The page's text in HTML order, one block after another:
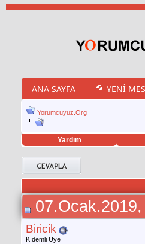
ANA SAYFA YENI
Yorumcuyuz.Org
Yardım
porno izle twitter retweet hilesi
Biricik
Kıdemli Üye